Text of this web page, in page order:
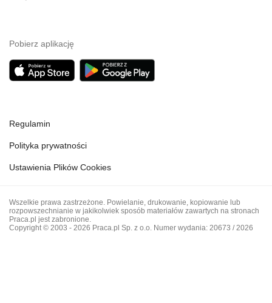
Pobierz aplikację
Regulamin
Polityka prywatności
Ustawienia Plików Cookies
Wszelkie prawa zastrzeżone. Powielanie, drukowanie, kopiowanie lub
rozpowszechnianie w jakikolwiek sposób materiałów zawartych na stronach
Praca.pl jest zabronione.
Copyright © 2003 - 2026 Praca.pl Sp. z o.o. Numer wydania: 20673 / 2026